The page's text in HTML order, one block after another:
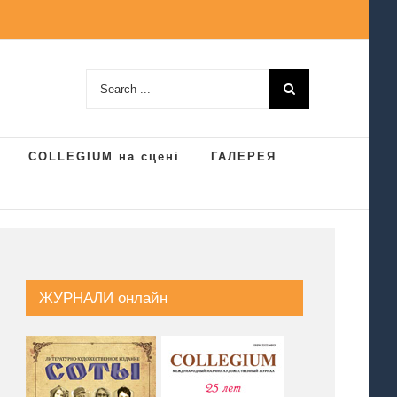
for:
COLLEGIUM на сцені ГАЛЕРЕЯ
ЖУРНАЛИ онлайн